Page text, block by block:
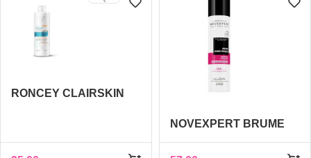
RONCEY CLAIRSKIN
NOVEXPERT BRUME
L’ACIDE